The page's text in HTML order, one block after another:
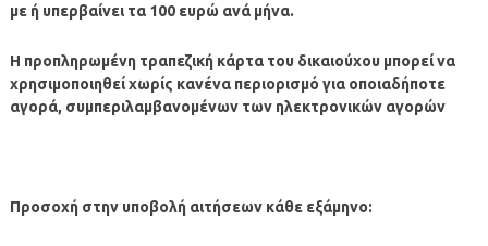
με ή υπερβαίνει τα 100 ευρώ ανά μήνα.
Η προπληρωμένη τραπεζική κάρτα του δικαιούχου μπορεί να
χρησιμοποιηθεί χωρίς κανένα περιορισμό για οποιαδήποτε
αγορά, συμπεριλαμβανομένων των ηλεκτρονικών αγορών
Προσοχή στην υποβολή αιτήσεων κάθε εξάμηνο: